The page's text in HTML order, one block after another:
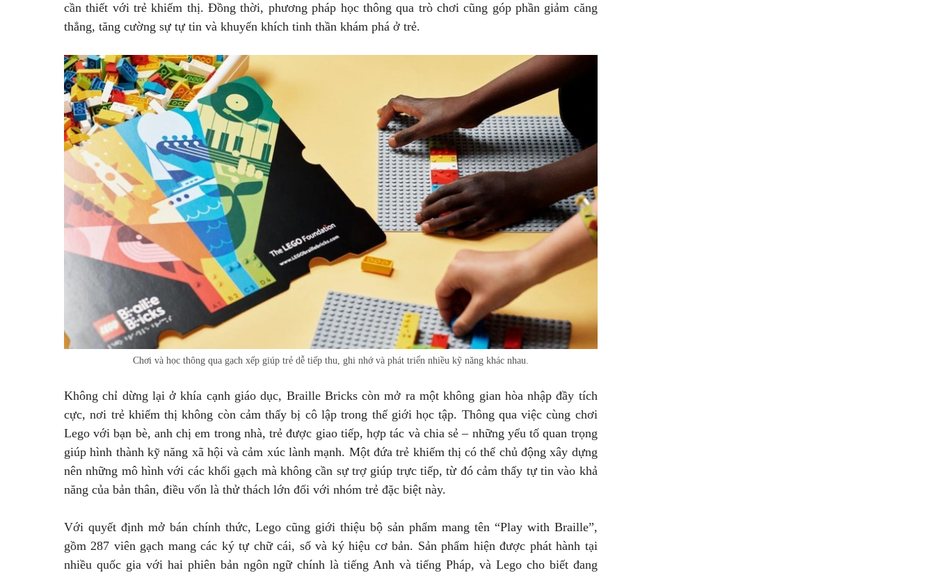
cần thiết với trẻ khiếm thị. Đồng thời, phương pháp học thông qua trò chơi cũng góp phần giảm căng
thẳng, tăng cường sự tự tin và khuyến khích tinh thần khám phá ở trẻ.
Chơi và học thông qua gạch xếp giúp trẻ dễ tiếp thu, ghi nhớ và phát triển nhiều kỹ năng khác nhau.
Không chỉ dừng lại ở khía cạnh giáo dục, Braille Bricks còn mở ra một không gian hòa nhập đầy tích
cực, nơi trẻ khiếm thị không còn cảm thấy bị cô lập trong thế giới học tập. Thông qua việc cùng chơi
Lego với bạn bè, anh chị em trong nhà, trẻ được giao tiếp, hợp tác và chia sẻ – những yếu tố quan trọng
giúp hình thành kỹ năng xã hội và cảm xúc lành mạnh. Một đứa trẻ khiếm thị có thể chủ động xây dựng
nên những mô hình với các khối gạch mà không cần sự trợ giúp trực tiếp, từ đó cảm thấy tự tin vào khả
năng của bản thân, điều vốn là thử thách lớn đối với nhóm trẻ đặc biệt này.
Với quyết định mở bán chính thức, Lego cũng giới thiệu bộ sản phẩm mang tên “Play with Braille”,
gồm 287 viên gạch mang các ký tự chữ cái, số và ký hiệu cơ bản. Sản phẩm hiện được phát hành tại
nhiều quốc gia với hai phiên bản ngôn ngữ chính là tiếng Anh và tiếng Pháp, và Lego cho biết đang